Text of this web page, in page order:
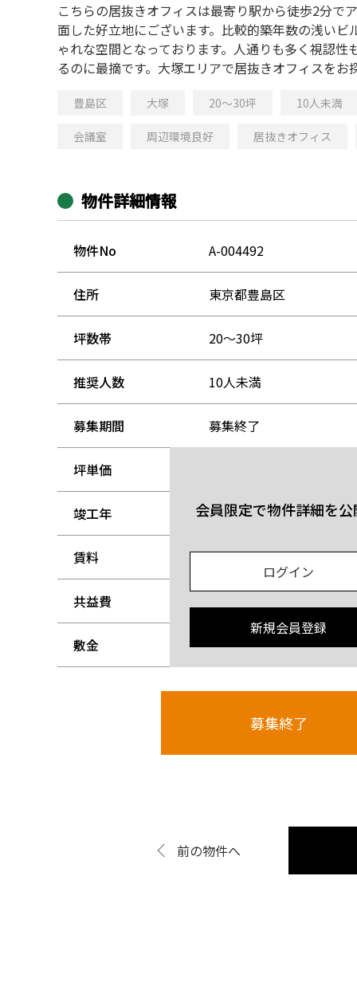
こちらの居抜きオフィスは最寄り駅から徒歩2分で
面した好立地にございます。比較的築年数の浅い
ゃれな空間となっております。人通りも多く視認
るのに最摘です。大塚エリアで居抜きオフィスを
豊島区 大塚 20～30坪 10人未満
会議室 周辺環境良好 居抜きオフィス
物件詳細情報
物件No A-004492
住所 東京都豊島区
坪数帯 20～30坪
推奨人数 10人未満
募集期間 募集終了
坪単価
竣工年 -
賃料 -
共益費
敷金 -
会員限定で物件詳細を
ログイン
新規会員登録
募集終了
前の物件へ